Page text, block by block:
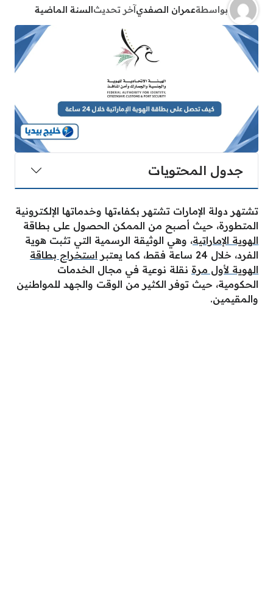
بواسطةعمران الصفديآخر تحديثالسنة الماضية
جدول المحتويات
تشتهر دولة الإمارات تشتهر بكفاءتها وخدماتها الإلكترونية
المتطورة، حيث أصبح من الممكن الحصول على بطاقة
الهوية الإماراتية، وهي الوثيقة الرسمية التي تثبت هوية
الفرد، خلال 24 ساعة فقط، كما يعتبر
استخراج بطاقة
الهوية لأول مرة نقلة نوعية في مجال الخدمات
الحكومية، حيث توفر الكثير من الوقت والجهد للمواطنين
والمقيمين.